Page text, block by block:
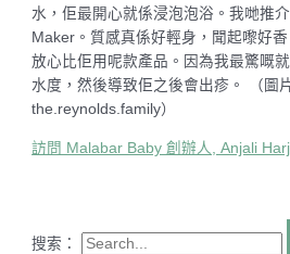
水，佢最開心就係浸泡泡浴。我哋推
Maker。質感真係好輕身，聞起嚟好
放心比佢用呢款產品。因為我最驚嘅
水度，然後導致佢之後會出疹。 （圖
the.reynolds.family）
訪問 Malabar Baby 創辦人, Anjali
搜索：